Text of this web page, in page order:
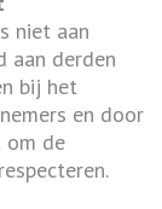
niet aan
aan derden
bij het
en door
om de